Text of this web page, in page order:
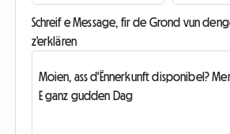
Schreif e Message, fir de Grond vun
z'erklären